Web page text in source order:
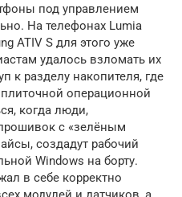
под управлением
На телефонах Lumia
ATIV S для этого уже
удалось взломать их
к разделу накопителя, где
операционной
когда люди,
с «зелёным
создадут рабочий
Windows на борту.
в себе корректно